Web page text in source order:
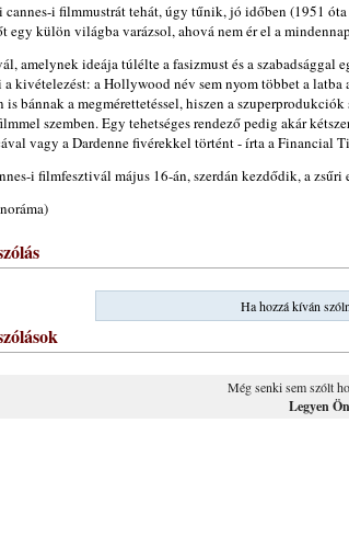
cannes-i filmmustrát tehát, úgy tűnik, jó időben (1951
egy külön világba varázsol, ahová nem ér el a
amelynek ideája túlélte a fasizmust és a
a kivételezést: a Hollywood név sem nyom többet a
is bánnak a megmérettetéssel, hiszen a
szemben. Egy tehetséges rendező pedig akár
vagy a Dardenne fivérekkel történt - írta a Financial
i filmfesztivál május 16-án, szerdán kezdődik, a
Ha hozzá kíván
Még senki sem szólt
Legyen